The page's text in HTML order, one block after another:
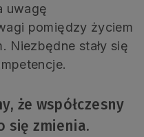
uwagę
pomiędzy życiem
Niezbędne stały się
że współczesny
się zmienia.